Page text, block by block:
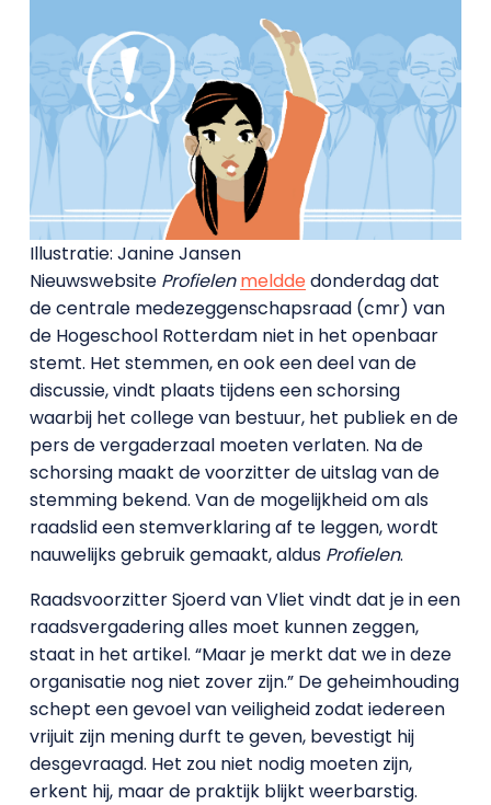
Illustratie: Janine Jansen
Nieuwswebsite Profielen melddedonderdag dat
de centrale medezeggenschapsraad (cmr) van
de Hogeschool Rotterdam niet in het openbaar
stemt. Het stemmen, en ook een deel van de
discussie, vindt plaats tijdens een schorsing
waarbij het college van bestuur, het publiek en de
pers de vergaderzaal moeten verlaten. Na de
schorsing maakt de voorzitter de uitslag van de
stemming bekend. Van de mogelijkheid om als
raadslid een stemverklaring af te leggen, wordt
nauwelijks gebruik gemaakt, aldus Profielen.
Raadsvoorzitter Sjoerd van Vliet vindt dat je in een
raadsvergadering alles moet kunnen zeggen,
staat in het artikel. “Maar je merkt dat we in deze
organisatie nog niet zover zijn.” De geheimhouding
schept een gevoel van veiligheid zodat iedereen
vrijuit zijn mening durft te geven, bevestigt hij
desgevraagd. Het zou niet nodig moeten zijn,
erkent hij, maar de praktijk blijkt weerbarstig.